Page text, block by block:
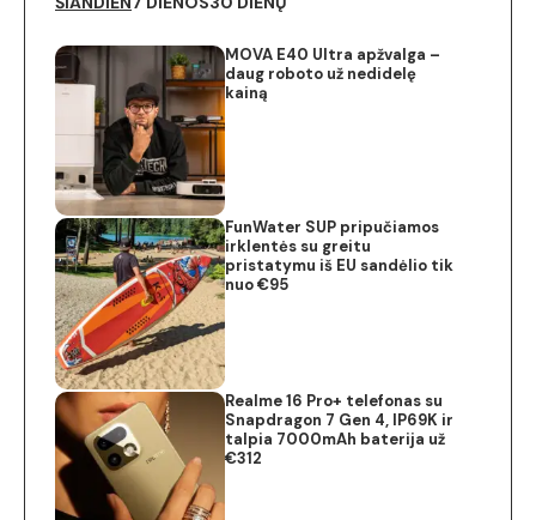
MOVA E40 Ultra apžvalga –
daug roboto už nedidelę
kainą
FunWater SUP pripučiamos
irklentės su greitu
pristatymu iš EU sandėlio tik
nuo €95
Realme 16 Pro+ telefonas su
Snapdragon 7 Gen 4, IP69K ir
talpia 7000mAh baterija už
€312